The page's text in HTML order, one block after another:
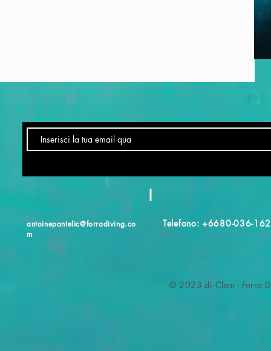
antoinepantelic@forradiving.co
m
Telefono: +6680-036-
© 2023 di Clem - Forra